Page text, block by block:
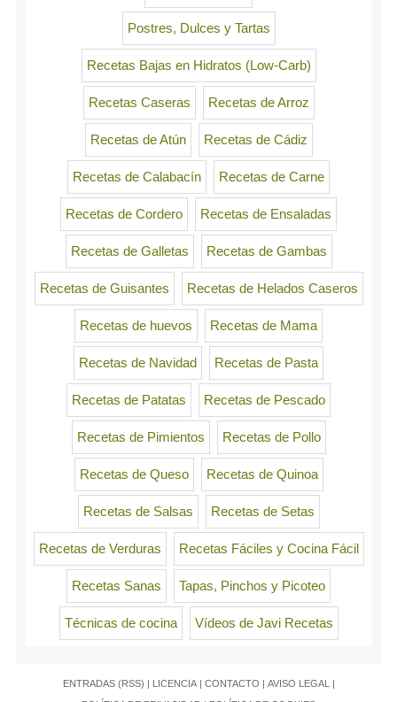
Postres, Dulces y Tartas
Recetas Bajas en Hidratos (Low-Carb)
Recetas Caseras Recetas de Arroz
Recetas de Atún Recetas de Cádiz
Recetas de Calabacín Recetas de Carne
Recetas de Cordero Recetas de Ensaladas
Recetas de Galletas Recetas de Gambas
Recetas de Guisantes Recetas de Helados Caseros
Recetas de huevos Recetas de Mama
Recetas de Navidad Recetas de Pasta
Recetas de Patatas Recetas de Pescado
Recetas de Pimientos Recetas de Pollo
Recetas de Queso Recetas de Quinoa
Recetas de Salsas Recetas de Setas
Recetas de Verduras Recetas Fáciles y Cocina Fácil
Recetas Sanas Tapas, Pinchos y Picoteo
Técnicas de cocina Vídeos de Javi Recetas
ENTRADAS (RSS) | LICENCIA| CONTACTO | AVISO LEGAL
|